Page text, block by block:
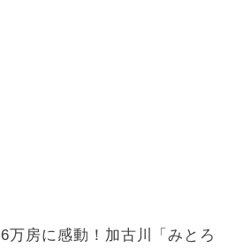
6万房に感動！加古川「みとろ